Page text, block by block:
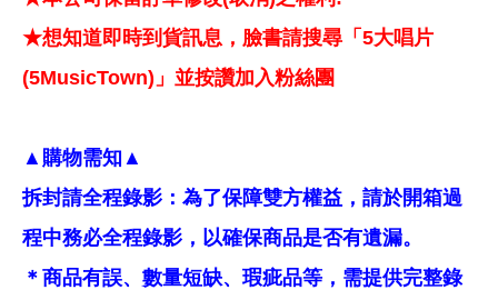
★想知道即時到貨訊息，臉書請搜尋「5大唱片
(5MusicTown)」並按讚加入粉絲團
▲購物需知▲
拆封請全程錄影：為了保障雙方權益，請於開箱過
程中務必全程錄影，以確保商品是否有遺漏。
＊商品有誤、數量短缺、瑕疵品等，需提供完整錄